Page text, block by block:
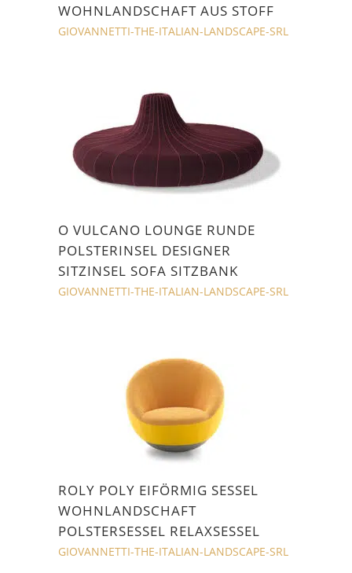
WOHNLANDSCHAFT AUS STOFF
GIOVANNETTI-THE-ITALIAN-LANDSCAPE-SRL
O VULCANO LOUNGE RUNDE
POLSTERINSEL DESIGNER
SITZINSEL SOFA SITZBANK
GIOVANNETTI-THE-ITALIAN-LANDSCAPE-SRL
ROLY POLY EIFÖRMIG SESSEL
WOHNLANDSCHAFT
POLSTERSESSEL RELAXSESSEL
GIOVANNETTI-THE-ITALIAN-LANDSCAPE-SRL